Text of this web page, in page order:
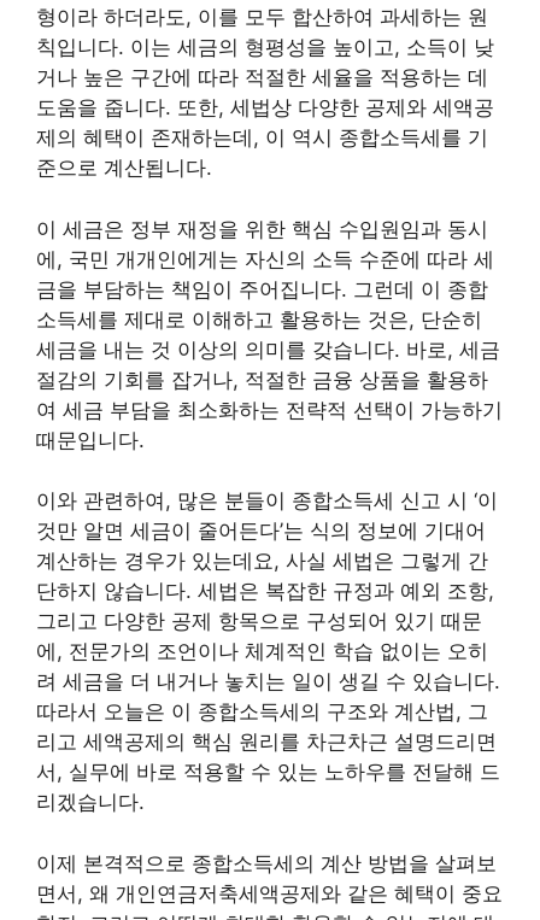
형이라 하더라도, 이를 모두 합산하여 과세하는 원
칙입니다. 이는 세금의 형평성을 높이고, 소득이 낮
거나 높은 구간에 따라 적절한 세율을 적용하는 데
도움을 줍니다. 또한, 세법상 다양한 공제와 세액공
제의 혜택이 존재하는데, 이 역시 종합소득세를 기
준으로 계산됩니다.
이 세금은 정부 재정을 위한 핵심 수입원임과 동시
에, 국민 개개인에게는 자신의 소득 수준에 따라 세
금을 부담하는 책임이 주어집니다. 그런데 이 종합
소득세를 제대로 이해하고 활용하는 것은, 단순히
세금을 내는 것 이상의 의미를 갖습니다. 바로, 세금
절감의 기회를 잡거나, 적절한 금융 상품을 활용하
여 세금 부담을 최소화하는 전략적 선택이 가능하기
때문입니다.
이와 관련하여, 많은 분들이 종합소득세 신고 시 ‘이
것만 알면 세금이 줄어든다’는 식의 정보에 기대어
계산하는 경우가 있는데요, 사실 세법은 그렇게 간
단하지 않습니다. 세법은 복잡한 규정과 예외 조항,
그리고 다양한 공제 항목으로 구성되어 있기 때문
에, 전문가의 조언이나 체계적인 학습 없이는 오히
려 세금을 더 내거나 놓치는 일이 생길 수 있습니다.
따라서 오늘은 이 종합소득세의 구조와 계산법, 그
리고 세액공제의 핵심 원리를 차근차근 설명드리면
서, 실무에 바로 적용할 수 있는 노하우를 전달해 드
리겠습니다.
이제 본격적으로 종합소득세의 계산 방법을 살펴보
면서, 왜 개인연금저축세액공제와 같은 혜택이 중요